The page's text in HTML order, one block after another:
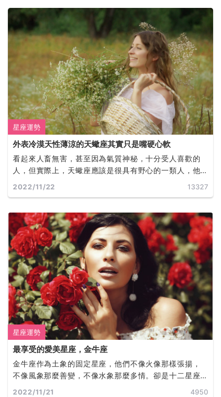
星座運勢
外表冷漠天性薄涼的天蠍座其實只是嘴硬心軟
看起來人畜無害，甚至因為氣質神秘，十分受人喜歡的
人，但實際上，天蠍座應該是很具有野心的一類人，他
們也確實是可以為了自己的事業做出很多犧牲，與其他
2022/11/22 13327
星座運勢
最享受的愛美星座，金牛座
金牛座作為土象的固定星座，他們不像火像那樣張揚，
不像風象那麼善變，不像水象那麼多情。卻是十二星座
中最有品味的星座。他們活的十分驕傲又十分務實，愛
2022/11/21 4950